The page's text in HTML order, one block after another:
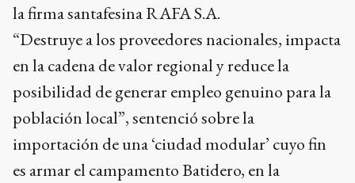
la firma santafesina RAFA S.A.
“Destruye a los proveedores nacionales, impacta
en la cadena de valor regional y reduce la
posibilidad de generar empleo genuino para la
población local”, sentenció sobre la
importación de una ‘ciudad modular’ cuyo fin
es armar el campamento Batidero, en la